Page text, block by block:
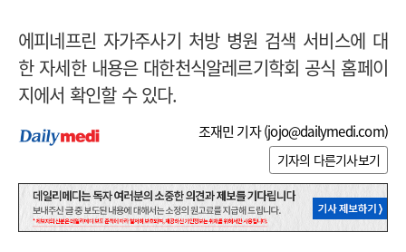
에피네프린 자가주사기 처방 병원 검색 서비스에 대
한 자세한 내용은 대한천식알레르기학회 공식 홈페이
지에서 확인할 수 있다.
조재민 기자 (jojo@dailymedi.com)
기자의 다른기사보기